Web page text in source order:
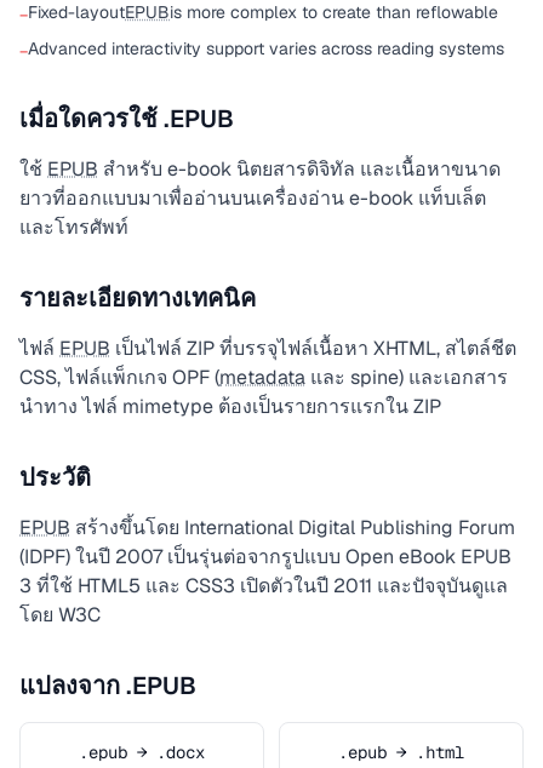
−Fixed-layoutEPUBis more complex to create than reflowable
−Advanced interactivity support varies across reading systems
เมื่อใดควรใช้ .EPUB
ใช้ EPUB สำหรับ e-book นิตยสารดิจิทัล และเนื้อหาขนาด
ยาวที่ออกแบบมาเพื่ออ่านบนเครื่องอ่าน e-book แท็บเล็ต
และโทรศัพท์
รายละเอียดทางเทคนิค
ไฟล์ EPUB เป็นไฟล์ ZIP ที่บรรจุไฟล์เนื้อหา XHTML, สไตล์ชีต
CSS, ไฟล์แพ็กเกจ OPF (metadata และ spine) และเอกสาร
นำทาง ไฟล์ mimetype ต้องเป็นรายการแรกใน ZIP
ประวัติ
EPUB สร้างขึ้นโดย International Digital Publishing Forum
(IDPF) ในปี 2007 เป็นรุ่นต่อจากรูปแบบ Open eBook EPUB
3 ที่ใช้ HTML5 และ CSS3 เปิดตัวในปี 2011 และปัจจุบันดูแล
โดย W3C
แปลงจาก .EPUB
.epub → .docx .epub → .html